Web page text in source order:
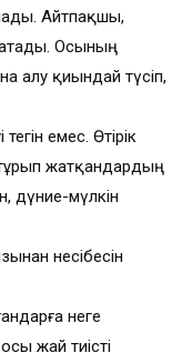
Айтпақшы,
Осының
алу қиындай түсіп,
емес. Өтірік
жатқандардың
дүние-мүлкін
несібесін
неге
жай тиісті